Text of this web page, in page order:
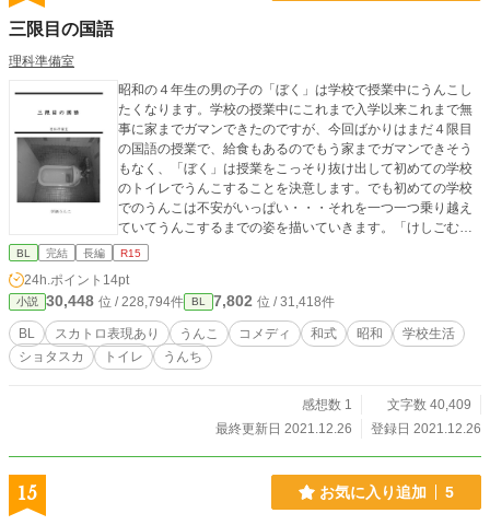
三限目の国語
理科準備室
昭和の４年生の男の子の「ぼく」は学校で授業中にうんこし
たくなります。学校の授業中にこれまで入学以来これまで無
事に家までガマンできたのですが、今回ばかりはまだ４限目
の国語の授業で、給食もあるのでもう家までガマンできそう
もなく、「ぼく」は授業をこっそり抜け出して初めての学校
のトイレでうんこすることを決意します。でも初めての学校
でのうんこは不安がいっぱい・・・それを一つ一つ乗り越え
ていてうんこするまでの姿を描いていきます。「けしごむ」
さんからいただいたイラスト入り。
BL 完結 長編 R15
24h.ポイント 14pt
小説 30,448 位 / 228,794件 BL 7,802 位 / 31,418件
BL スカトロ表現あり うんこ コメディ 和式 昭和
学校生活
ショタスカ
トイレ うんち
感想数 1
文字数 40,409
最終更新日 2021.12.26
登録日 2021.12.26
15 お気に入り追加 5